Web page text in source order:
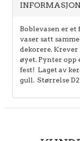
INFORMASJON
Boblevasen er
vaser satt
dekorere.
øyet. Pynter
fest! Laget av
gull. Størrelse